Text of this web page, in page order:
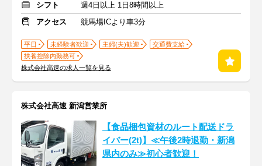
シフト
週4日以上 1日8時間以上
アクセス
競馬場ICより車3分
平日 未経験者歓迎 主婦(夫)歓迎
交通費支給
扶養控除内勤務可
株式会社高速の求人一覧を見る
株式会社高速 新潟営業所
【食品梱包資材のルート配送ドラ
イバー(2t)】≪午後2時退勤・新潟
県内のみ≫初心者歓迎！